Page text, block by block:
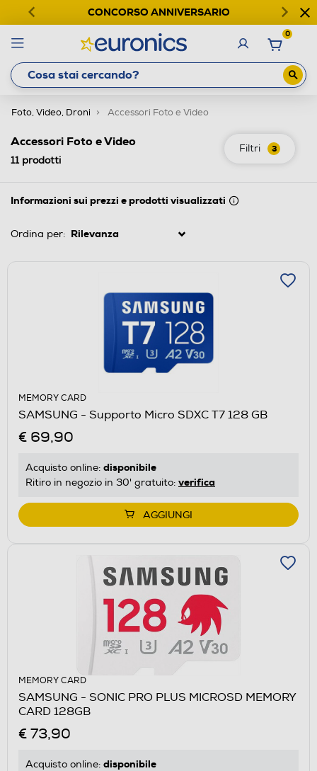
CONCORSO ANNIVERSARIO
0
Foto, Video, Droni Accessori Foto e Video
Filtri 3
Accessori Foto e Video
11prodotti
Informazioni sui prezzi e prodotti visualizzati
Ordina per:
MEMORY CARD
SAMSUNG - Supporto Micro SDXC T7 128 GB
€ 69,90
Acquisto online: disponibile
Ritiro in negozio in 30' gratuito: verifica
AGGIUNGI
MEMORY CARD
SAMSUNG - SONIC PRO PLUS MICROSD MEMORY
CARD 128GB
€ 73,90
Acquisto online: disponibile